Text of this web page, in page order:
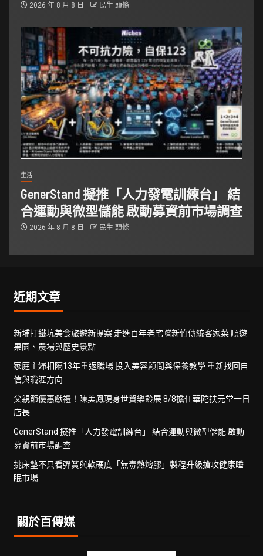
2026 年 8 月 8 日 民生 頭條
生活
GenerStand 擬推「人力發電訓練台」 結
合運動與微型儲能 啟動募資前市場調查
2026 年 8 月 8 日 民生 頭條
近期文章
新埔打鐵坑美食旅遊新提案 走進百年老宅嚐新竹傳統客家菜 順遊
果園、農場與歷史景點
家庭主婦相隔13年重返職場 投入美容顧問與保養教學 重新找回自
信與職涯方向
父親節優惠獻禮！陳美鳳現身世貿樂齡展 8/8擔任華陀扶元堂一日
店長
GenerStand 擬推「人力發電訓練台」 結合運動與微型儲能 啟動
募資前市場調查
挑床墊不只看彈簧與軟硬度「無毒熱熔膠」製程升級搶攻健康睡
眠市場
關於百傳媒